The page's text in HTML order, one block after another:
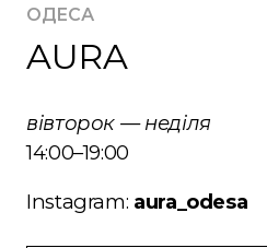
ОДЕСА
AURA
вівторок — неділя
14:00–19:00
Instagram: aura_odesa